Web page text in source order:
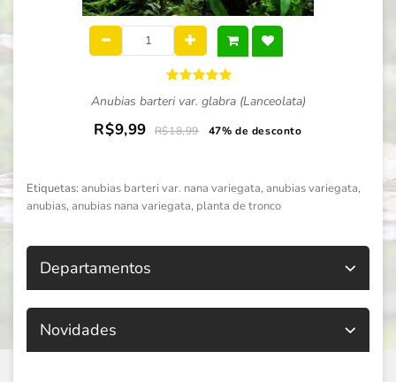
Anubias barteri var. glabra (Lanceolata)
R$9,99 R$18,99 47% de desconto
Etiquetas: anubias barteri var. nana variegata, anubias variegata,
anubias, anubias nana variegata, planta de tronco
Departamentos
Novidades